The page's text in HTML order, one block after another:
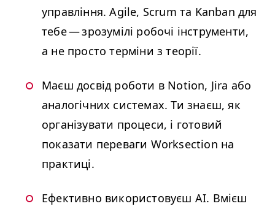
управління. Agile, Scrum та Kanban для
тебе — зрозумілі робочі інструменти,
а не просто терміни з теорії.
Маєш досвід роботи в Notion, Jira або
аналогічних системах. Ти знаєш, як
організувати процеси, і готовий
показати переваги Worksection на
практиці.
Ефективно використовуєш AI. Вмієш